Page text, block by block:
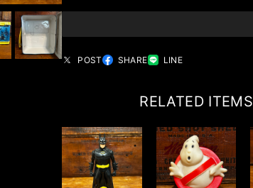
POST SHARE LINE
RELATED ITEMS